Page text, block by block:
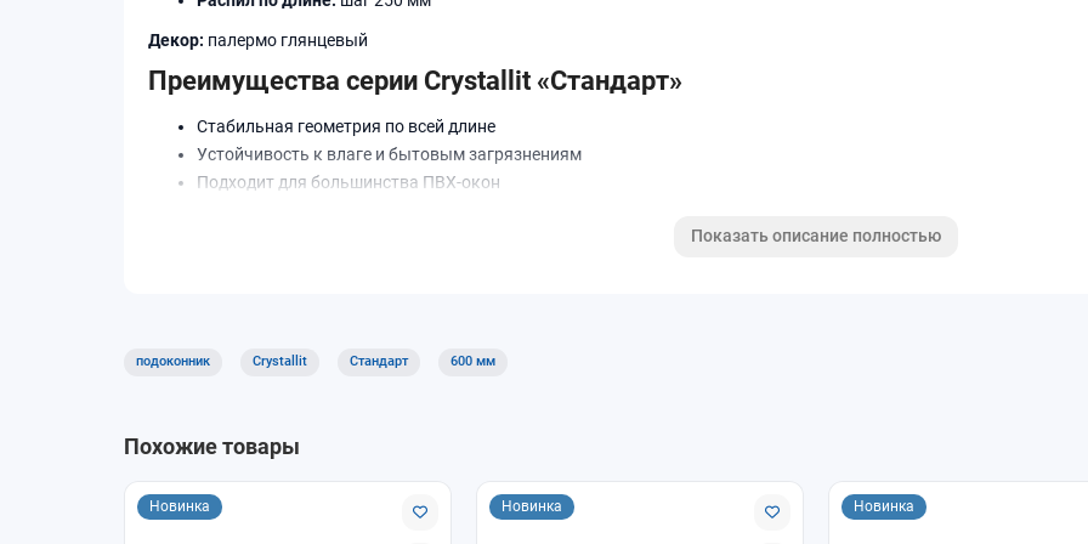
Декор: палермо глянцевый
Преимущества серии Crystallit «Стандарт»
Стабильная геометрия по всей длине
Устойчивость к влаге и бытовым загрязнениям
Подходит для большинства ПВХ-окон
Показать описание полностью
подоконник Crystallit Стандарт 600 мм
Похожие товары
Новинка Новинка Новинка